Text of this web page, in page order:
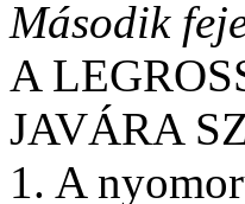
Második
A
JAVÁRA
1. A